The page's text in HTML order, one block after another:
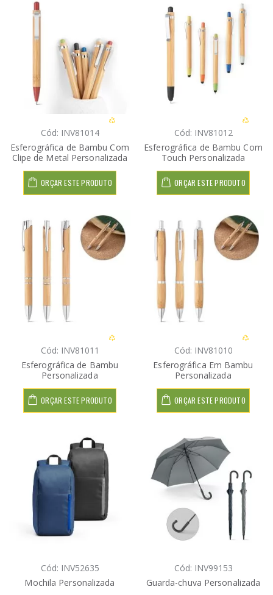
Cód: INV81014
Esferográfica de Bambu Com
Clipe de Metal Personalizada
ORÇAR ESTE PRODUTO
Cód: INV81012
Esferográfica de Bambu Com
Touch Personalizada
ORÇAR ESTE PRODUTO
Cód: INV81011
Esferográfica de Bambu
Personalizada
ORÇAR ESTE PRODUTO
Cód: INV81010
Esferográfica Em Bambu
Personalizada
ORÇAR ESTE PRODUTO
Cód: INV52635
Mochila Personalizada
Cód: INV99153
Guarda-chuva Personalizada